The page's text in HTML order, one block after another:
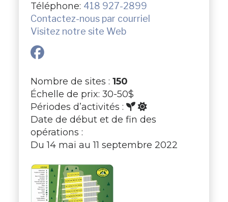
Téléphone: 418 927-2899
Contactez-nous par courriel
Visitez notre site Web
Nombre de sites : 150
Échelle de prix: 30-50$
Périodes d’activités :
Date de début et de fin des
opérations :
Du 14 mai au 11 septembre 2022